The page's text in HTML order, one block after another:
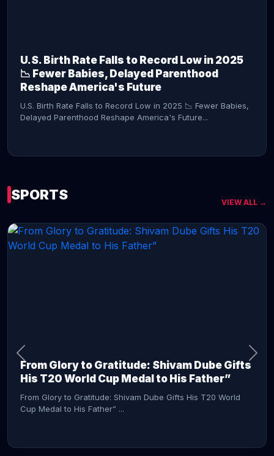
U.S. Birth Rate Falls to Record Low in 2025
📉 Fewer Babies, Delayed Parenthood
Reshape America's Future
U.S. Birth Rate Falls to Record Low in 2025 📉 Fewer Babies,
Delayed Parenthood Reshape America's Future...
SPORTS VIEW ALL →
From Glory to Gratitude: Shivam Dube Gifts
His T20 World Cup Medal to His Father”
From Glory to Gratitude: Shivam Dube Gifts His T20 World
Cup Medal to His Father” ...